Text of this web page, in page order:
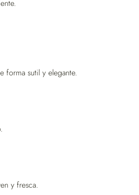
forma sutil y elegante.
y fresca.